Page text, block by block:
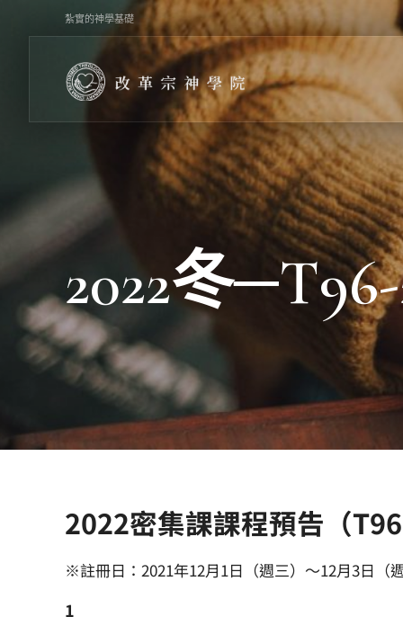
紮實的神學基礎
2022冬
2022密集課課程預告（
※註冊日：2021年12月1日（週三）～12月3日（
1